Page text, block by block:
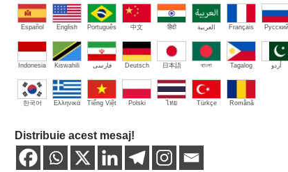
Español English Português 中文 हिंदी العربية Français Русский
Indonesia Kiswahili فارسی Deutsch 日本語 বাংলা Tagalog اُردو
한국어 Ελληνικά Tiếng Việt Polski ไทย Türkçe Română
Distribuie acest mesaj!